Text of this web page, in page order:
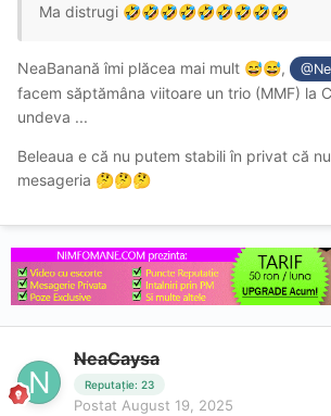
Ma distrugi 🤣🤣🤣🤣🤣🤣🤣🤣🤣
NeaBanană îmi plăcea mai mult 😅😅,
facem săptămâna viitoare un trio (MMF) la
undeva ...
Beleaua e că nu putem stabili în privat că
mesageria 🤔🤔🤔
NeaCaysa
Reputație: 23
Postat August 19, 2025